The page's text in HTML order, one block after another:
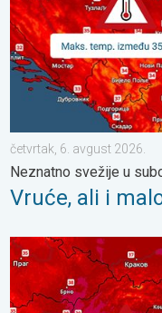
četvrtak, 6. avgust 2026.
Neznatno svežije u
Vruće, ali i
Velike vrućine u